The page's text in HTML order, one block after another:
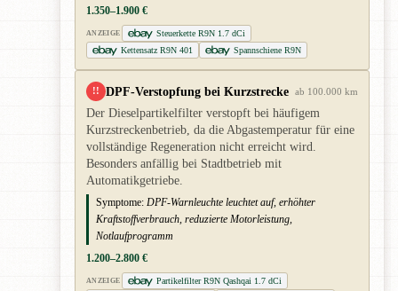
1.350–1.900 €
ANZEIGE
Steuerkette R9N 1.7 dCi
Kettensatz R9N 401
Spannschiene R9N
!! DPF-Verstopfung bei Kurzstrecke ab 100.000 km
Der Dieselpartikelfilter verstopft bei häufigem
Kurzstreckenbetrieb, da die Abgastemperatur für eine
vollständige Regeneration nicht erreicht wird.
Besonders anfällig bei Stadtbetrieb mit
Automatikgetriebe.
Symptome: DPF-Warnleuchte leuchtet auf, erhöhter
Kraftstoffverbrauch, reduzierte Motorleistung,
Notlaufprogramm
1.200–2.800 €
ANZEIGE
Partikelfilter R9N Qashqai 1.7 dCi